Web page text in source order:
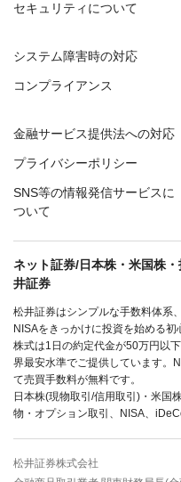
セキュリティについて
システム障害時の対応
コンプライアンス
金融サービス提供法への対応
プライバシーポリシー
SNS等の情報発信サービスに
ついて
ネット証券/日本株・米国株
井証券
松井証券はシンプルな手数料体系
NISAをきっかけに投資を始める初
株式は1日の約定代金が50万円以
界最安水準でご提供しています。
て売買手数料が無料です。
日本株(現物取引/信用取引)・米国
物・オプション取引、NISA、
松井証券株式会社